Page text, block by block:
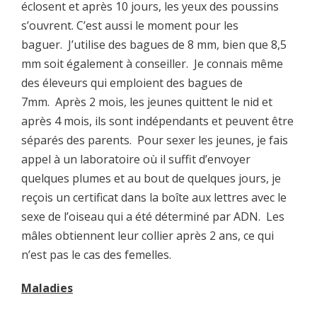
éclosent et après 10 jours, les yeux des poussins
s’ouvrent. C’est aussi le moment pour les
baguer. J’utilise des bagues de 8 mm, bien que 8,5
mm soit également à conseiller. Je connais même
des éleveurs qui emploient des bagues de
7mm. Après 2 mois, les jeunes quittent le nid et
après 4 mois, ils sont indépendants et peuvent être
séparés des parents. Pour sexer les jeunes, je fais
appel à un laboratoire où il suffit d’envoyer
quelques plumes et au bout de quelques jours, je
reçois un certificat dans la boîte aux lettres avec le
sexe de l’oiseau qui a été déterminé par ADN. Les
mâles obtiennent leur collier après 2 ans, ce qui
n’est pas le cas des femelles.
Maladies